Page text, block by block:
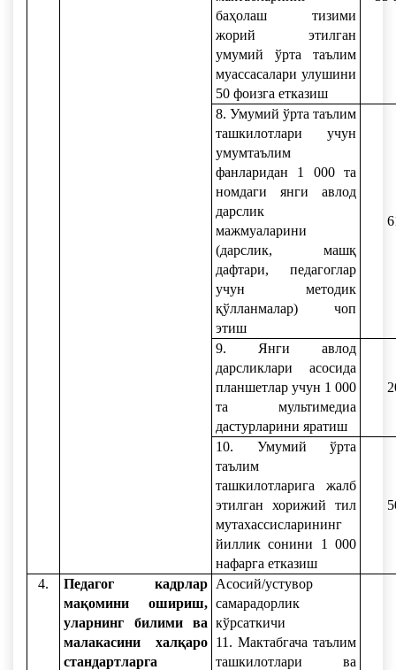
баҳолаш тизими
жорий этилган
умумий ўрта таълим
муассасалари улушини
50 фоизга етказиш
8. Умумий ўрта таълим
ташкилотлари учун
умумтаълим
фанларидан 1 000 та
номдаги янги авлод
дарслик
мажмуаларини
(дарслик, машқ
дафтари, педагоглар
учун методик
қўлланмалар) чоп
этиш
9. Янги авлод
дарсликлари асосида
планшетлар учун 1 000
та мультимедиа
дастурларини яратиш
10. Умумий ўрта
таълим
ташкилотларига жалб
этилган хорижий тил
мутахассисларининг
йиллик сонини 1 000
нафарга етказиш
4.
Педагог кадрлар
мақомини ошириш,
уларнинг билими ва
малакасини халқаро
стандартларга
Асосий/устувор
самарадорлик
кўрсаткичи
11. Мактабгача таълим
ташкилотлари ва